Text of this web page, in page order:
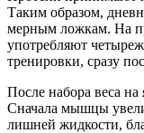
Таким образом,
мерным ложкам. На
употребляют
тренировки, сразу
После набора веса
Сначала мышцы
лишней жидкости,